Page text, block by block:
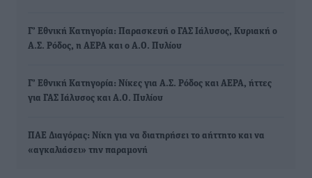
Γ’ Εθνική Κατηγορία: Παρασκευή ο ΓΑΣ Ιάλυσος, Κυριακή ο
Α.Σ. Ρόδος, η ΑΕΡΑ και ο Α.Ο. Πυλίου
Γ’ Εθνική Κατηγορία: Νίκες για Α.Σ. Ρόδος και ΑΕΡΑ, ήττες
για ΓΑΣ Ιάλυσος και Α.Ο. Πυλίου
ΠΑΕ Διαγόρας: Νίκη για να διατηρήσει το αήττητο και να
«αγκαλιάσει» την παραμονή